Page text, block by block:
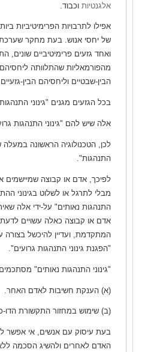
אלגנטיות וכבוד.
אפילו לתרבויות הפרימיטיביות
של יחסי אנוש. בעת מחקר
ואחד גזעים פרימיטיביים שונים,
מהפורמאליות שהתלוותה ליחסיהם
הבין-שבטיים וליחסיהם הבין-
בכל הגזעים מגנים "גינוני
אלה שיש להם "גינוני התנהגות
לכן, הטכנולוגיה הראשונה במעלה
התנהגות".
לפיכך, אדם או קבוצה שמיישמים
מבלי לתרגל או לשלוט בגינוני
התנהגות נאותים" על-ידי אלה
אדם או קבוצה כאלה עשויים לדעת
המתקדמת, ועדיין להיכשל בצורה
"הפגנת גינוני התנהגות גרועים".
"גינוני התנהגות נאותים"
(א) הענקת חשיבות לאדם האחר.
(ב) שימוש במחזור התקשורת הדו-
בעת עיסוק עם אנשים, אי אפשר
האדם לאחרים ולהשיג הסכמה ללא